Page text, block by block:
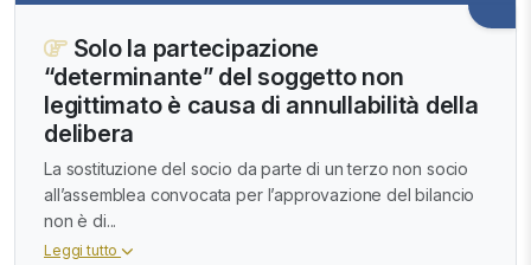
Solo la partecipazione
“determinante” del soggetto non
legittimato è causa di annullabilità della
delibera
La sostituzione del socio da parte di un terzo non socio
all’assemblea convocata per l’approvazione del bilancio
non è di...
Leggi tutto